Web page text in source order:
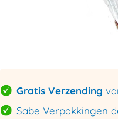
Gratis Verzending
Sabe Verpakkingen